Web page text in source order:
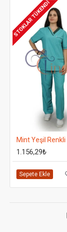
STOKLAR TÜKENDI
1.156,29₺
Sepete Ekle